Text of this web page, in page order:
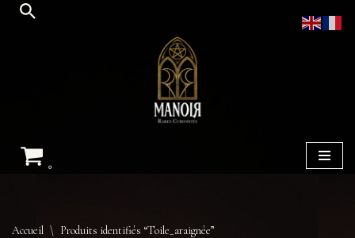
0
Accueil \ Produits identifiés “Toile_araignée”